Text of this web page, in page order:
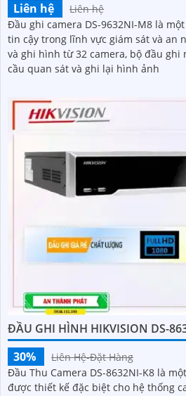
Liên hệ
Liên hệ
Đầu ghi camera DS-9632NI-M8 là
tin cậy trong lĩnh vực giám sát và an ninh. Với khả năng
và ghi hình từ 32 camera, bộ đầu ghi
cầu quan sát và ghi lại hình ảnh
ĐẦU GHI HÌNH HIKVISION DS-
30%
Liên Hệ-Đặt Hàng
Đầu Thu Camera DS-8632NI-K8 là
được thiết kế đặc biệt cho hệ thống